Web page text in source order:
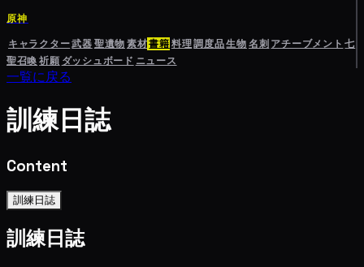
原神
キャラクター武器聖遺物素材書籍料理調度品生物名刺 アチーブメント 七
聖召喚祈願 ダッシュボード ニュース
一覧に戻る
訓練日誌
Content
訓練日誌
訓練日誌